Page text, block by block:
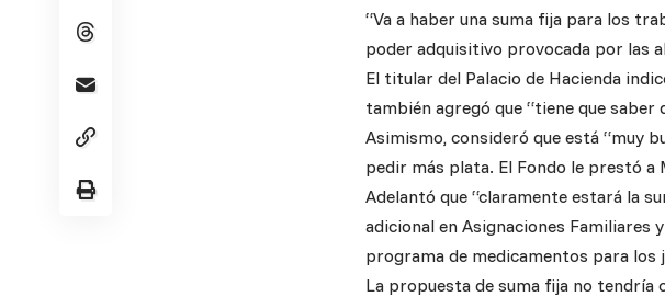
“Va a haber una suma fija para los
poder adquisitivo provocada por las
El titular del Palacio de Hacienda
también agregó que “tiene que saber
Asimismo, consideró que está “muy
pedir más plata. El Fondo le prestó
Adelantó que “claramente estará la
adicional en Asignaciones Familiares
programa de medicamentos para los
La propuesta de suma fija no